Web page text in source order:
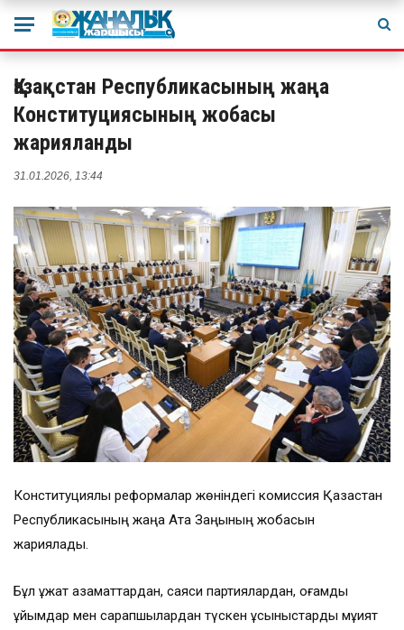
Қазақстан Республикасының жаңа
Конституциясының жобасы
жарияланды
31.01.2026, 13:44
Конституциялық реформалар жөніндегі комиссия Қазақстан
Республикасының жаңа Ата Заңының жобасын
жариялады.
Бұл құжат азаматтардан, саяси партиялардан, қоғамдық
ұйымдар мен сарапшылардан түскен ұсыныстарды мұқият